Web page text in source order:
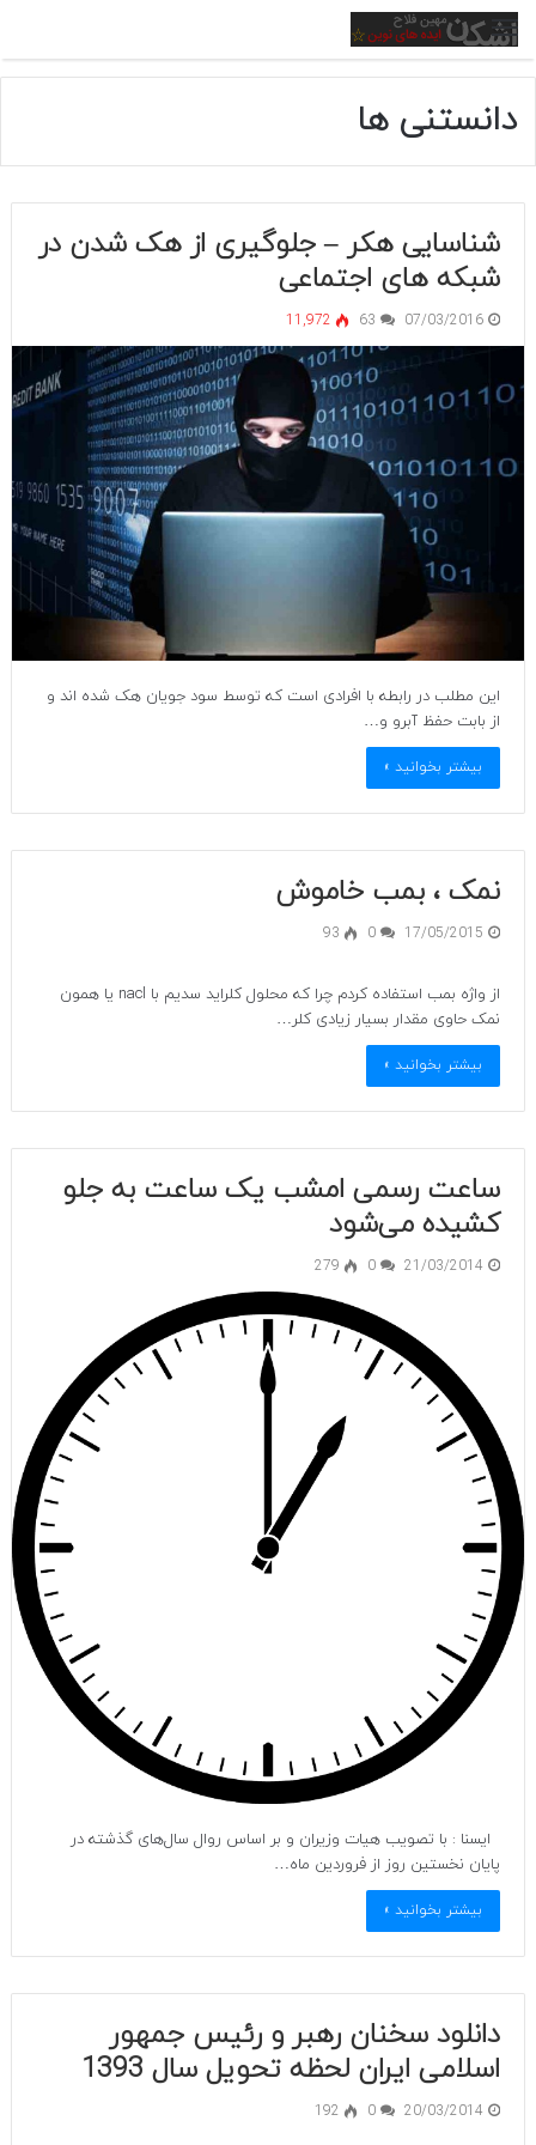
منو
دانستنی ها
شناسایی هکر – جلوگیری از هک شدن در
شبکه های اجتماعی
07/03/2016
63
11,972
این مطلب در رابطه با افرادی است که توسط سود جویان هک شده اند و
از بابت حفظ آبرو و…
بیشتر بخوانید »
نمک ، بمب خاموش
17/05/2015
0
93
از واژه بمب استفاده کردم چرا که محلول کلراید سدیم با nacl یا همون
نمک حاوی مقدار بسیار زیادی کلر…
بیشتر بخوانید »
ساعت رسمی امشب یک ساعت به جلو
کشیده می‌شود
21/03/2014
0
279
ایسنا : با تصویب هیات وزیران و بر اساس روال سال‌های گذشته در
پایان نخستین روز از فروردین ماه…
بیشتر بخوانید »
دانلود سخنان رهبر و رئیس جمهور
اسلامی ایران لحظه تحویل سال 1393
20/03/2014
0
192